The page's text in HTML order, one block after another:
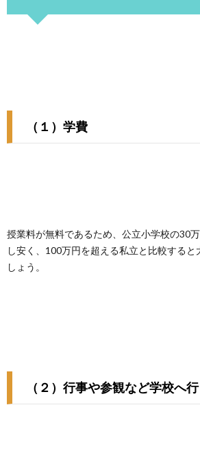
（１）学費
授業料が無料であるため、公立小学校の30
し安く、100万円を超える私立と比較する
しょう。
（２）行事や参観など学校へ